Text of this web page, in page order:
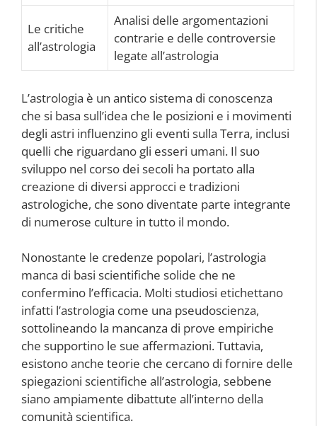
Le critiche
all’astrologia
Analisi delle argomentazioni
contrarie e delle controversie
legate all’astrologia
L’astrologia è un antico sistema di conoscenza
che si basa sull’idea che le posizioni e i movimenti
degli astri influenzino gli eventi sulla Terra, inclusi
quelli che riguardano gli esseri umani. Il suo
sviluppo nel corso dei secoli ha portato alla
creazione di diversi approcci e tradizioni
astrologiche, che sono diventate parte integrante
di numerose culture in tutto il mondo.
Nonostante le credenze popolari, l’astrologia
manca di basi scientifiche solide che ne
confermino l’efficacia. Molti studiosi etichettano
infatti l’astrologia come una pseudoscienza,
sottolineando la mancanza di prove empiriche
che supportino le sue affermazioni. Tuttavia,
esistono anche teorie che cercano di fornire delle
spiegazioni scientifiche all’astrologia, sebbene
siano ampiamente dibattute all’interno della
comunità scientifica.